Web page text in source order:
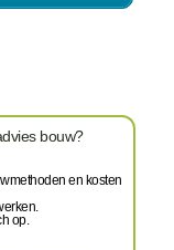
bouw?
en kosten
op.